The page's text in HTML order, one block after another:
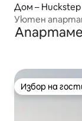
Дом – Huckstep
Уютен
Избор на
Избор на